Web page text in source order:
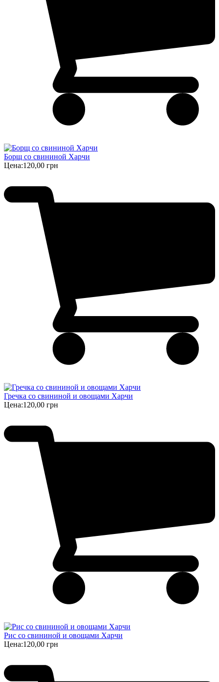
Борщ cо свининой Харчи
Цена:120,00 грн
Гречка со свининой и овощами Харчи
Цена:120,00 грн
Рис со свининой и овощами Харчи
Цена:120,00 грн